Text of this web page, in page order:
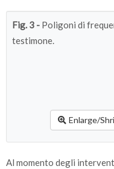
Fig. 3 - Poligoni di
testimone.
Enlarge/
Al momento degli